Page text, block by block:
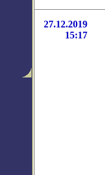
27.12.2019
15:17